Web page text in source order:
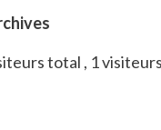
total , 1